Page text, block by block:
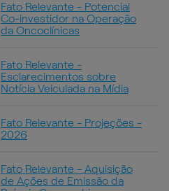
Fato Relevante - Potencial
Co-investidor na Operação
da Oncoclínicas
Fato Relevante -
Esclarecimentos sobre
Notícia Veiculada na Mídia
Fato Relevante - Projeções -
2026
Fato Relevante - Aquisição
de Ações de Emissão da